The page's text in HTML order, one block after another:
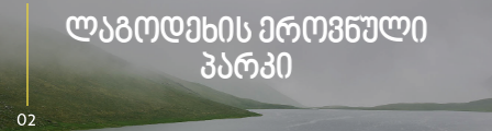
02
Ლაგოდეხის Ეროვნული
Პარკი